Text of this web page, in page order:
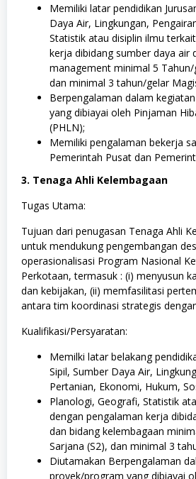
Memiliki latar pendidikan
Daya Air, Lingkungan,
Statistik atau disiplin ilmu
kerja dibidang sumber daya air
management minimal 5 Tahun/
dan minimal 3 tahun/gelar
Berpengalaman dalam
yang dibiayai oleh Pinjaman
(PHLN);
Memiliki pengalaman bekerja
Pemerintah Pusat dan
3. Tenaga Ahli Kelembagaan
Tugas Utama:
Tujuan dari penugasan Tenaga Ahli
untuk mendukung pengembangan
operasionalisasi Program Nasional
Perkotaan, termasuk : (i) menyusun
dan kebijakan, (ii) memfasilitasi
antara tim koordinasi strategis
Kualifikasi/Persyaratan:
Memilki latar belakang
Sipil, Sumber Daya Air,
Pertanian, Ekonomi, Hukum,
Planologi, Geografi, Statistik
dengan pengalaman kerja
dan bidang kelembagaan
Sarjana (S2), dan minimal 3
Diutamakan Berpengalaman
proyek/program yang dibiayai